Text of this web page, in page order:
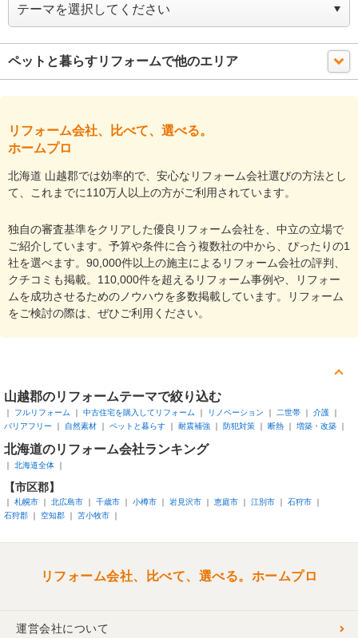
ペットと暮らすリフォームで他のエリア
リフォーム会社、比べて、選べる。
ホームプロ
北海道 山越郡では効率的で、安心なリフォーム会社選びの方法とし
て、これまでに110万人以上の方がご利用されています。
独自の審査基準をクリアした優良リフォーム会社を、中立の立場で
ご紹介しています。予算や条件に合う複数社の中から、ぴったりの1
社を選べます。90,000件以上の施主によるリフォーム会社の評判、
クチコミも掲載。110,000件を超えるリフォーム事例や、リフォー
ムを成功させるためのノウハウを多数掲載しています。リフォーム
をご検討の際は、ぜひご利用ください。
山越郡のリフォームテーマで絞り込む
フルリフォーム 中古住宅を購入してリフォーム リノベーション 二世帯
介護
バリアフリー
自然素材 ペットと暮らす 耐震補強 防犯対策 断熱 増築・改築
北海道のリフォーム会社ランキング
北海道全体
【市区郡】
札幌市 北広島市 千歳市 小樽市 岩見沢市 恵庭市 江別市
石狩市
石狩郡
空知郡 苫小牧市
リフォーム会社、比べて、選べる。ホームプロ
運営会社について